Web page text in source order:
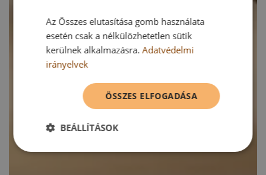
Az Összes elutasítása gomb használata
esetén csak a nélkülözhetetlen sütik
kerülnek alkalmazásra.Adatvédelmi
irányelvek
ÖSSZES ELFOGADÁSA
BEÁLLÍTÁSOK